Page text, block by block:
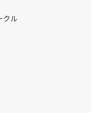
クル